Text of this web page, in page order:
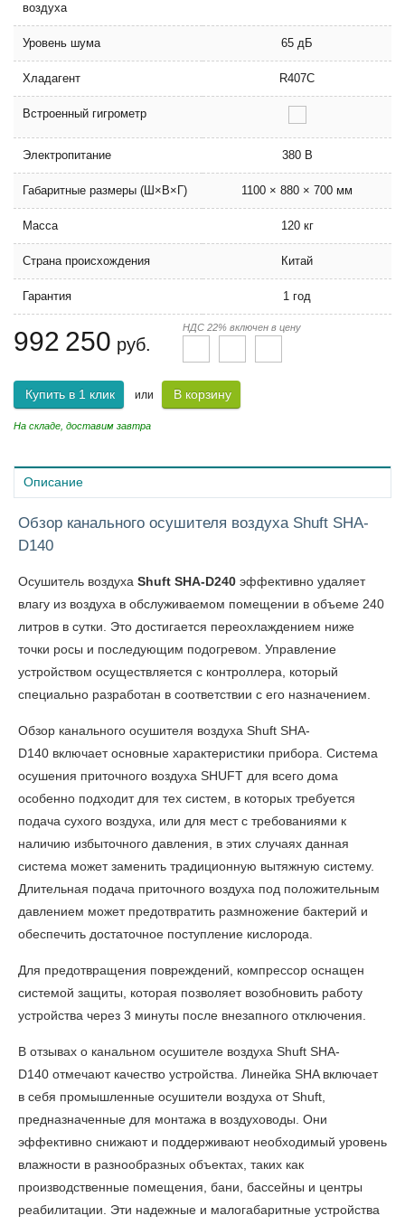
воздуха
Уровень шума 65 дБ
Хладагент R407C
Встроенный гигрометр
Электропитание 380 В
Габаритные размеры (Ш×В×Г) 1100 × 880 × 700 мм
Масса 120 кг
Страна происхождения Китай
Гарантия 1 год
992 250 руб.
НДС 22% включен в цену
Купить в 1 клик или В корзину
На складе, доставим завтра
Описание
Обзор канального осушителя воздуха Shuft SHA-
D140
Осушитель воздуха Shuft SHA-D240 эффективно удаляет
влагу из воздуха в обслуживаемом помещении в объеме 240
литров в сутки. Это достигается переохлаждением ниже
точки росы и последующим подогревом. Управление
устройством осуществляется с контроллера, который
специально разработан в соответствии с его назначением.
Обзор канального осушителя воздуха Shuft SHA-
D140 включает основные характеристики прибора. Система
осушения приточного воздуха SHUFT для всего дома
особенно подходит для тех систем, в которых требуется
подача сухого воздуха, или для мест с требованиями к
наличию избыточного давления, в этих случаях данная
система может заменить традиционную вытяжную систему.
Длительная подача приточного воздуха под положительным
давлением может предотвратить размножение бактерий и
обеспечить достаточное поступление кислорода.
Для предотвращения повреждений, компрессор оснащен
системой защиты, которая позволяет возобновить работу
устройства через 3 минуты после внезапного отключения.
В отзывах о канальном осушителе воздуха Shuft SHA-
D140 отмечают качество устройства. Линейка SHA включает
в себя промышленные осушители воздуха от Shuft,
предназначенные для монтажа в воздуховоды. Они
эффективно снижают и поддерживают необходимый уровень
влажности в разнообразных объектах, таких как
производственные помещения, бани, бассейны и центры
реабилитации. Эти надежные и малогабаритные устройства